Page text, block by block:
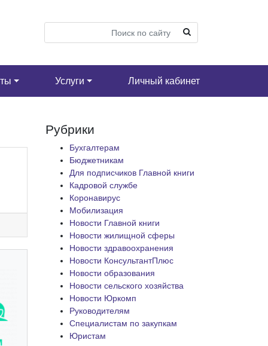
Услуги Личный кабинет
Рубрики
Бухгалтерам
Бюджетникам
Для подписчиков Главной книги
Кадровой службе
Коронавирус
Мобилизация
Новости Главной книги
Новости жилищной сферы
Новости здравоохранения
Новости КонсультантПлюс
Новости образования
Новости сельского хозяйства
Новости Юркомп
Руководителям
Специалистам по закупкам
Юристам